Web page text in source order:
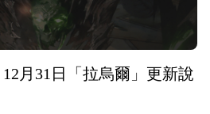
月31日「拉烏爾」更新說